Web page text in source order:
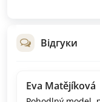
Відгуки
Eva Matějíková